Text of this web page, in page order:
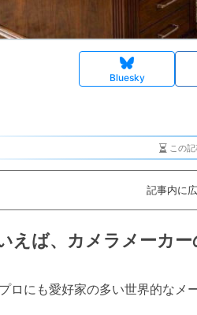
Bluesky
この
記事内に
えば、カメラメーカー
ロにも愛好家の多い世界的なメ